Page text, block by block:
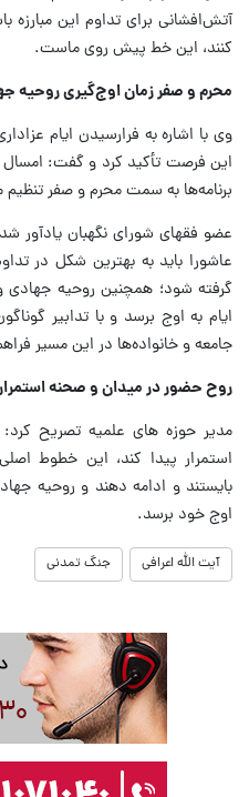
آتش‌افشانی برای تداوم این مبارزه
کنند، این خط پیش روی ماست.
محرم و صفر زمان اوج‌گیری روحیه
وی با اشاره به فرارسیدن ایام
این فرصت تأکید کرد و گفت: امسال
برنامه‌ها به سمت محرم و صفر
عضو فقهای شورای نگهبان یادآور
عاشورا باید به بهترین شکل در
گرفته شود؛ همچنین روحیه جهادی
ایام به اوج برسد و با تدابیر
جامعه و خانواده‌ها در این مسیر
روح حضور در میدان و صحنه
مدیر حوزه های علمیه تصریح
استمرار پیدا کند، این خطوط
بایستند و ادامه دهند و روحیه
اوج خود برسد.
آیت الله اعرافی جنگ تمدنی